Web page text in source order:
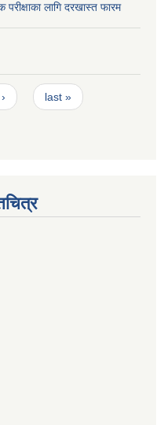
परीक्षाका लागि दरखास्त फारम
last »